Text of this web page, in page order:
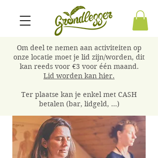
Om deel te nemen aan activiteiten op
onze locatie moet je lid zijn/worden, dit
kan reeds voor €3 voor één maand.
Lid worden kan hier.
Ter plaatse kan je enkel met CASH
betalen (bar, lidgeld, ...)